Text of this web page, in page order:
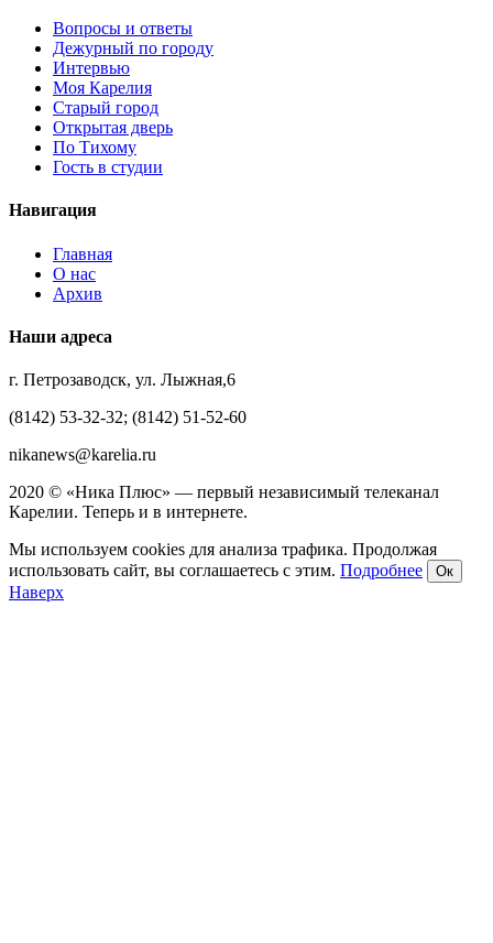
Вопросы и ответы
Дежурный по городу
Интервью
Моя Карелия
Старый город
Открытая дверь
По Тихому
Гость в студии
Навигация
Главная
О нас
Архив
Наши адреса
г. Петрозаводск, ул. Лыжная,6
(8142) 53-32-32; (8142) 51-52-60
nikanews@karelia.ru
2020 © «Ника Плюс» — первый независимый телеканал
Карелии. Теперь и в интернете.
Мы используем cookies для анализа трафика. Продолжая
использовать сайт, вы соглашаетесь с этим. Подробнее Ок
Наверх